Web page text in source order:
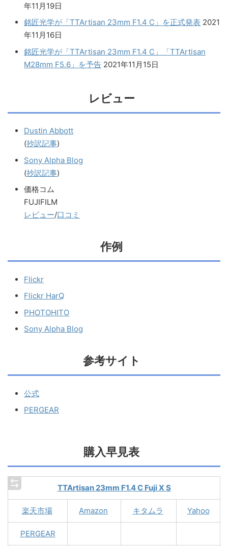
年11月19日
銘匠光学が「TTArtisan 23mm F1.4 C」を正式発表 2021
年11月16日
銘匠光学が「TTArtisan 23mm F1.4 C」「TTArtisan
M28mm F5.6」を予告 2021年11月15日
レビュー
Dustin Abbott
(抄訳記事)
Sony Alpha Blog
(抄訳記事)
価格コム
FUJIFILM
レビュー/口コミ
作例
Flickr
Flickr HarQ
PHOTOHITO
Sony Alpha Blog
参考サイト
公式
PERGEAR
購入早見表
TTArtisan 23mm F1.4 C Fuji X S
楽天市場 Amazon キタムラ Yahoo
PERGEAR